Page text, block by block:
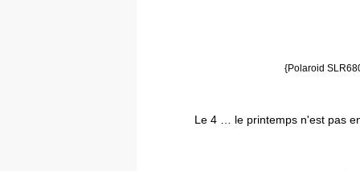
{Polaroid
Le 4 … le printemps n'est pas